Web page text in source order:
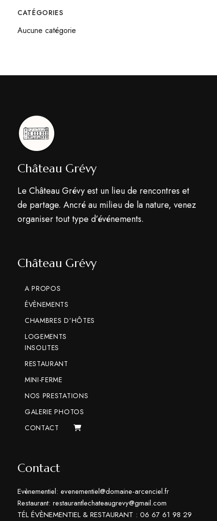
CATÉGORIES
Aucune catégorie
Château Grévy
Le Château Grévy est un lieu de rencontres et
de partage. Ancré au milieu de la nature, venez
organiser tout type d’événements.
Château Grévy
A PROPOS
ÉVÈNEMENTS
CHAMBRES D’HÔTES
LOGEMENTS
INSOLITES
RESTAURANT
MINI-FERME
NOS PRESTATIONS
GALERIE PHOTOS
CONTACT
Contact
Evènementiel: evenementiel@domaine-arcenciel.fr
Restaurant: restaurantlechateaugrevy@gmail.com
TÉL ÉVÈNEMENTIEL & RESTAURANT : 06 67 61 98 29